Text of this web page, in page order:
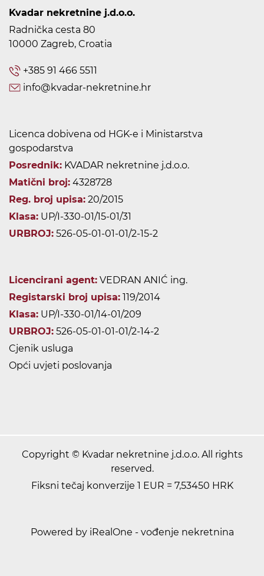
Kvadar nekretnine j.d.o.o.
Radnička cesta 80
10000 Zagreb, Croatia
+385 91 466 5511
info@kvadar-nekretnine.hr
Licenca dobivena od HGK-e i Ministarstva
gospodarstva
Posrednik: KVADAR nekretnine j.d.o.o.
Matični broj: 4328728
Reg. broj upisa: 20/2015
Klasa: UP/I-330-01/15-01/31
URBROJ: 526-05-01-01-01/2-15-2
Licencirani agent: VEDRAN ANIĆ ing.
Registarski broj upisa: 119/2014
Klasa: UP/I-330-01/14-01/209
URBROJ: 526-05-01-01-01/2-14-2
Cjenik usluga
Opći uvjeti poslovanja
Copyright © Kvadar nekretnine j.d.o.o. All rights
reserved.
Fiksni tečaj konverzije 1 EUR = 7,53450 HRK
Powered by iRealOne - vođenje nekretnina